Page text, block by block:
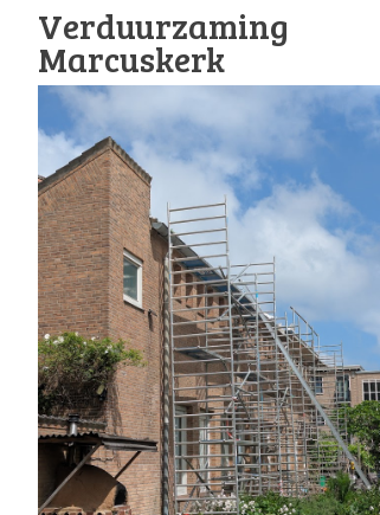
Verduurzaming
Marcuskerk